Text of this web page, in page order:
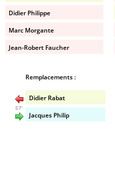
Didier Philippe
Marc Morgante
Jean-Robert Faucher
Remplacements :
Didier Rabat
57'
Jacques Philip